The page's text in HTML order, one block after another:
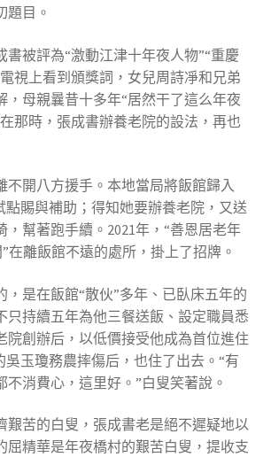
題目。
書被評為“激動江津十年夜人物”“重慶
視上看到頒獎詞，女兒周詩凈和兄弟
，母親曩昔十多年“居然干了這么年夜
那時，張成書辦養老院的設法，再也
不開八方援手。本地當局將飯館歸入
點賜與補助；得知她要辦養老院，又送
，幫著跑手續。2021年，“善恩居老年
”在離飯館不遠的處所，掛上了招牌。
，是在飯館“散伙”多年、已臥床五年的
只持續五年為他三餐送飯、設定職員悉
院創辦后，以低價接受他成為首位進住
吳玉瓊務農摔傷后，也住了出去。“有
不消費心，這里好。”白叟笑著說。
艱苦的白叟，張成書老是絕不遲疑地以
屈精華是年夜橋村的艱苦白叟，提收支